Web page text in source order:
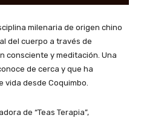
milenaria de origen chino
del cuerpo a través de
consciente y meditación. Una
de cerca y que ha
desde Coquimbo.
de “Teas Terapia”,